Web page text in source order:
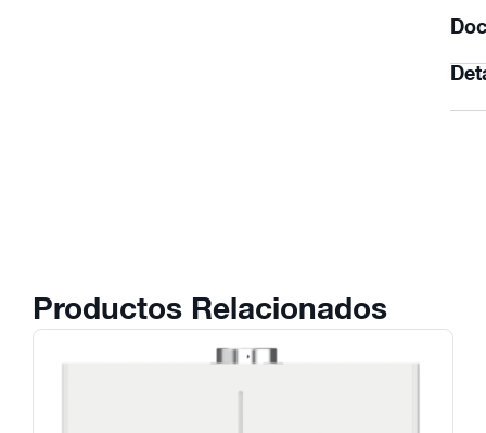
Productos Relacionados